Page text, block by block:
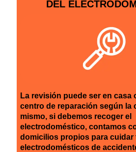
DEL
La revisión puede ser en casa
centro de reparación según la
mismo, si debemos recoger el
electrodoméstico, contamos
domicilios propios para cuidar
electrodomésticos de